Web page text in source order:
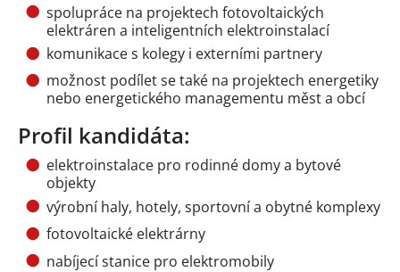
spolupráce na projektech fotovoltaických
elektráren a inteligentních elektroinstalací
komunikace s kolegy i externími partnery
možnost podílet se také na projektech energetiky
nebo energetického managementu měst a obcí
Profil kandidáta:
elektroinstalace pro rodinné domy a bytové
objekty
výrobní haly, hotely, sportovní a obytné komplexy
fotovoltaické elektrárny
nabíjecí stanice pro elektromobily